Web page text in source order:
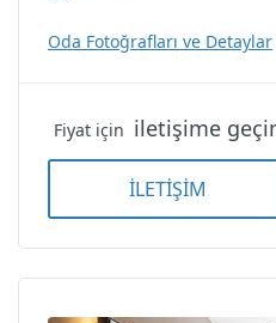
Мини-бар
Рабочий
Oda Fotoğrafları ve Detaylar
Fiyat için iletişime
İLETİŞİM